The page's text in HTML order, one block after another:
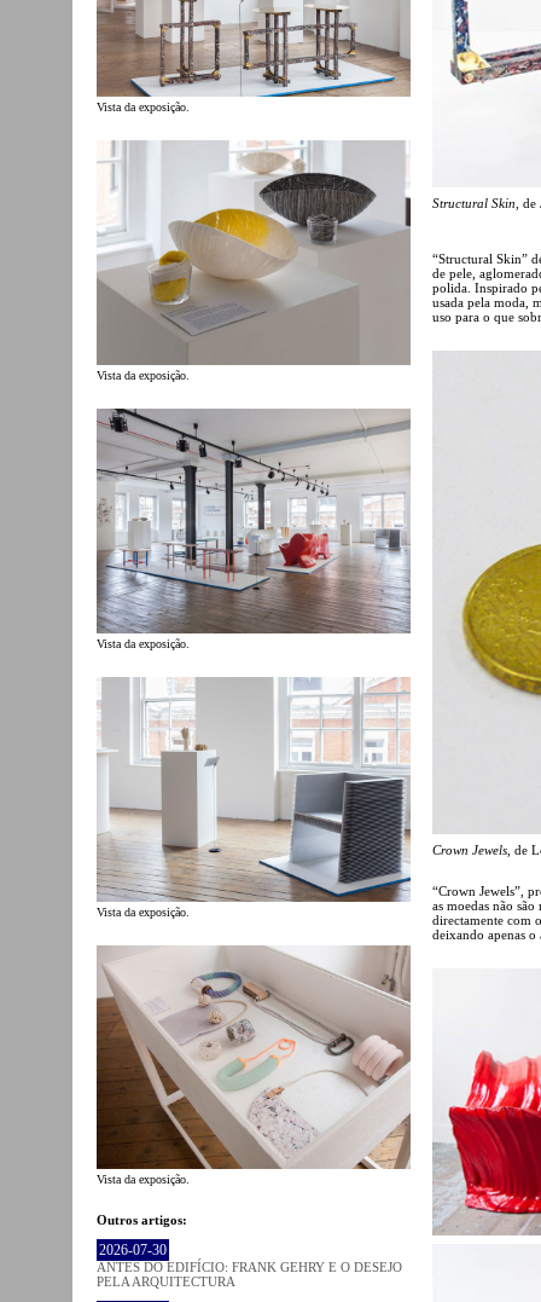
Vista da exposição.
Vista da exposição.
Vista da exposição.
Vista da exposição.
Vista da exposição.
Outros artigos:
2026-07-30
ANTES DO EDIFÍCIO: FRANK GEHRY E O DESEJO
PELA ARQUITECTURA
Structural Skin ,
“Structural Skin”
de pele,
polida. Inspirado
usada pela moda,
uso para o que
Crown Jewels , de
“Crown Jewels”,
as moedas não
directamente com
deixando apenas